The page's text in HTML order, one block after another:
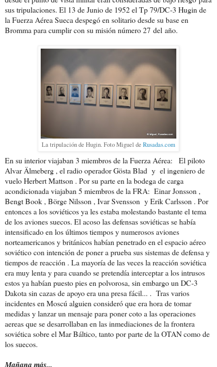
sus tripulaciones. El 13 de Junio de 1952 el Tp 79/DC-3 Hugin de
la Fuerza Aérea Sueca despegó en solitario desde su base en
Bromma para cumplir con su misión número 27 del año.
La tripulación de Hugin. Foto Miguel de Rusadas.com
En su interior viajaban 3 miembros de la Fuerza Aérea: El piloto
Alvar Älmeberg , el radio operador Gösta Blad y el ingeniero de
vuelo Herbert Mattson . Por su parte en la bodega de carga
acondicionada viajaban 5 miembros de la FRA: Einar Jonsson ,
Bengt Book , Börge Nilsson , Ivar Svensson y Erik Carlsson . Por
entonces a los soviéticos ya les estaba molestando bastante el tema
de los aviones suecos. El acoso las defensas soviéticas se había
intensificado en los últimos tiempos y numerosos aviones
norteamericanos y británicos habían penetrado en el espacio aéreo
soviético con intención de poner a prueba sus sistemas de defensa y
tiempos de reacción . La mayoría de las veces la reacción soviética
era muy lenta y para cuando se pretendía interceptar a los intrusos
estos ya habían puesto pies en polvorosa, sin embargo un DC-3
Dakota sin cazas de apoyo era una presa fácil... . Tras varios
incidentes en Moscú alguien consideró que era hora de tomar
medidas y lanzar un mensaje para poner coto a las operaciones
aereas que se desarrollaban en las inmediaciones de la frontera
soviética sobre el Mar Báltico, tanto por parte de la OTAN como de
los suecos.
Mañana más...